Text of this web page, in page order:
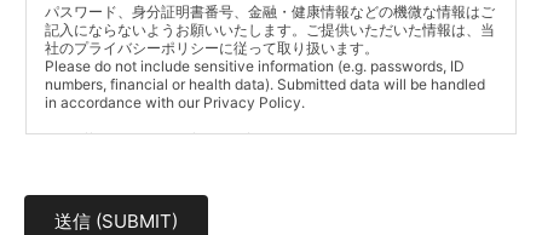
g
t
パスワード、身分証明書番号、金融・健康情報などの機微な情報はご
記入にならないようお願いいたします。ご提供いただいた情報は、当
社のプライバシーポリシーに従って取り扱います。
Please do not include sensitive information (e.g. passwords, ID
numbers, financial or health data). Submitted data will be handled
in accordance with our Privacy Policy.
https://his-euro.co.uk/privacy/
送信 (SUBMIT)